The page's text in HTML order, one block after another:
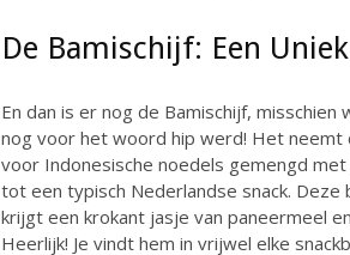
De Bamischijf: Een
En dan is er nog de Bamischijf,
nog voor het woord hip werd! Het neemt
voor Indonesische noedels gemengd
tot een typisch Nederlandse snack.
krijgt een krokant jasje van paneermeel
Heerlijk! Je vindt hem in vrijwel elke